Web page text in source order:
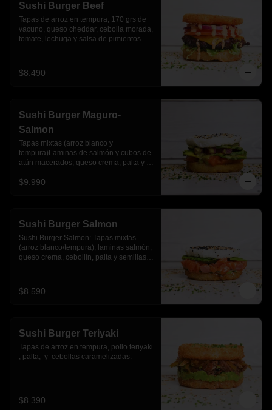
Sushi Burger Beef
Tapas de arroz en tempura, 170 grs de
vacuno, queso cheddar, cebolla morada,
tomate, lechuga y salsa de pimientos.
$8.490
Sushi Burger Maguro-
Salmon
Tapas mixtas (arroz blanco y
tempura)Laminas de salmón y cubos de
atún macerados, queso crema, palta y
$9.990
Sushi Burger Salmon
Sushi Burger Salmon: Tapas mixtas
(arroz blanco/tempura), laminas salmón,
queso crema, cebollín, palta y semillas
$8.590
Sushi Burger Teriyaki
Tapas de arroz en tempura, pollo teriyaki
, palta,  y  cebollas caramelizadas.
$8.390